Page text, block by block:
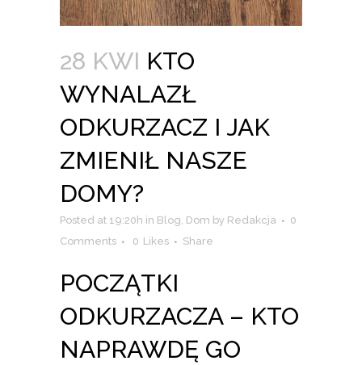
28 KWI KTO
WYNALAZŁ
ODKURZACZ I JAK
ZMIENIŁ NASZE
DOMY?
Posted at 19:20h in Blog, Dom by Redakcja
0
Comments
0 Likes Share
POCZĄTKI
ODKURZACZA – KTO
NAPRAWDĘ GO